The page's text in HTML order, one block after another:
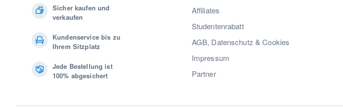
Sicher kaufen und
verkaufen
Kundenservice bis zu
Ihrem Sitzplatz
Jede Bestellung ist
100% abgesichert
Affiliates
Studentenrabatt
AGB, Datenschutz & Cookies
Impressum
Partner